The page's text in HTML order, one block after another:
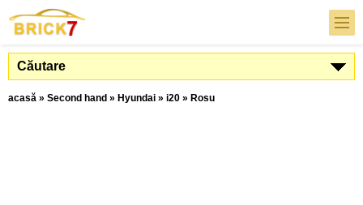
Căutare
acasă » Second hand » Hyundai » i20 » Rosu